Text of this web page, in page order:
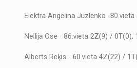
Elektra Angelina Juzlenko -
Nellija Ose –86.vieta 2Z(9) / 0T(0),
Alberts Reķis - 60.vieta 4Z(22) /